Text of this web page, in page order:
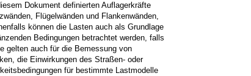
Dokument definierten Auflagerkräfte
Flügelwänden und Flankenwänden,
können die Lasten auch als Grundlage
Bedingungen betrachtet werden, falls
gelten auch für die Bemessung von
die Einwirkungen des Straßen- oder
für bestimmte Lastmodelle